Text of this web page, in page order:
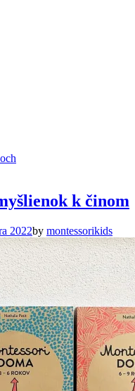
k činom
2022by montessorikids